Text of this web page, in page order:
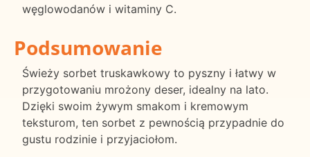
węglowodanów i witaminy C.
Podsumowanie
Świeży sorbet truskawkowy to pyszny i łatwy w
przygotowaniu mrożony deser, idealny na lato.
Dzięki swoim żywym smakom i kremowym
teksturom, ten sorbet z pewnością przypadnie do
gustu rodzinie i przyjaciołom.